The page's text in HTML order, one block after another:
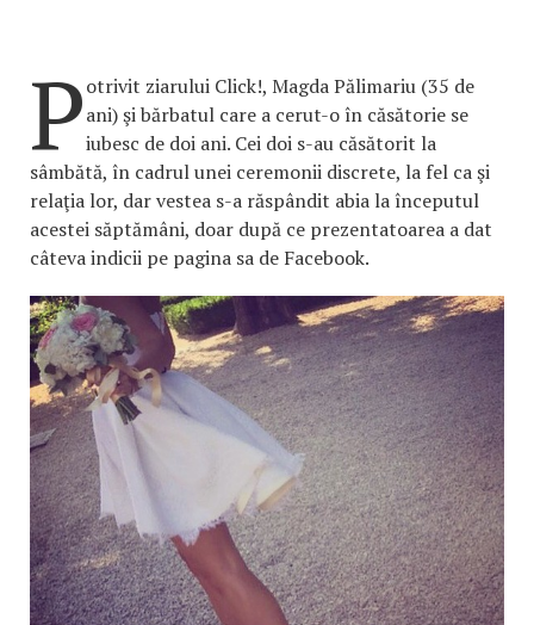
Potrivit ziarului Click!, Magda Pălimariu (35 de
ani) şi bărbatul care a cerut-o în căsătorie se
iubesc de doi ani. Cei doi s-au căsătorit la
sâmbătă, în cadrul unei ceremonii discrete, la fel ca şi
relaţia lor, dar vestea s-a răspândit abia la începutul
acestei săptămâni, doar după ce prezentatoarea a dat
câteva indicii pe pagina sa de Facebook.